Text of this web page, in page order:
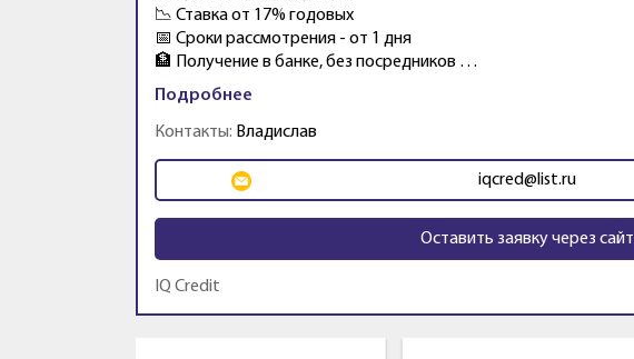
📉 Ставка от 17% годовых
📅 Сроки рассмотрения - от 1 дня
🏦 Получение в банке, без посредников …
Подробнее
Контакты: Владислав
iqcred@list.ru
Оставить заявку через сайт
IQ Credit